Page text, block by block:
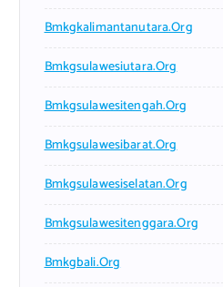
Bmkgkalimantanutara.org
Bmkgsulawesiutara.org
Bmkgsulawesitengah.org
Bmkgsulawesibarat.org
Bmkgsulawesiselatan.org
Bmkgsulawesitenggara.org
Bmkgbali.org